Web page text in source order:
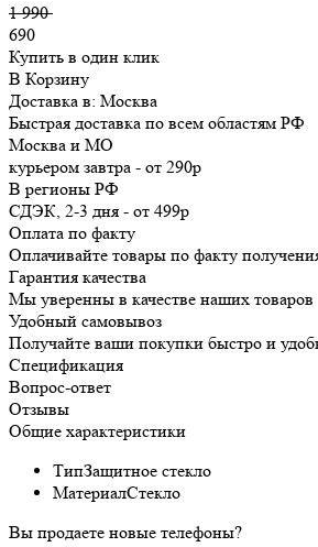
1 990
690
Купить в один клик
В Корзину
Доставка в: Москва
Быстрая доставка по всем областям РФ
Москва и МО
курьером завтра - от 290р
В регионы РФ
СДЭК, 2-3 дня - от 499р
Оплата по факту
Оплачивайте товары по факту
Гарантия качества
Мы уверенны в качестве наших товаров
Удобный самовывоз
Получайте ваши покупки быстро и
Спецификация
Вопрос-ответ
Отзывы
Общие характеристики
ТипЗащитное стекло
МатериалСтекло
Вы продаете новые телефоны?